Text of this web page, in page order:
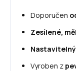
Doporučen
Zesílené,
Vyroben z